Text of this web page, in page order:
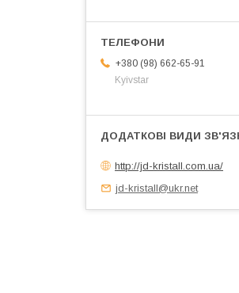
+380 (98) 662-65-91
Kyivstar
http://jd-kristall.com.ua/
jd-kristall@ukr.net